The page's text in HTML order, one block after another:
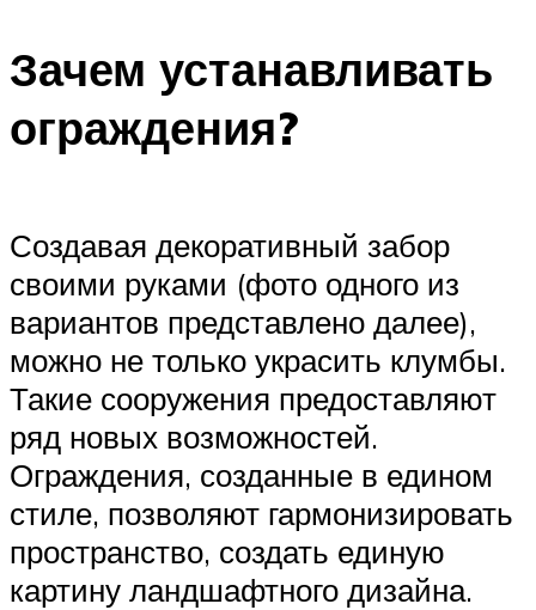
Зачем устанавливать
ограждения?
Создавая декоративный забор
своими руками (фото одного из
вариантов представлено далее),
можно не только украсить клумбы.
Такие сооружения предоставляют
ряд новых возможностей.
Ограждения, созданные в едином
стиле, позволяют гармонизировать
пространство, создать единую
картину ландшафтного дизайна.